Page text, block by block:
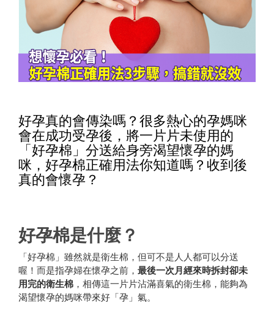
好孕真的會傳染嗎？很多熱心的孕媽咪
會在成功受孕後，將一片片未使用的
「好孕棉」分送給身旁渴望懷孕的媽
咪，好孕棉正確用法你知道嗎？收到後
真的會懷孕？
好孕棉是什麼？
「好孕棉」雖然就是衛生棉，但可不是人人都可以分送
喔！而是指孕婦在懷孕之前， 最後一次月經來時拆封卻未
用完的衛生棉 ，相傳這一片片沾滿喜氣的衛生棉，能夠為
渴望懷孕的媽咪帶來好「孕」氣。